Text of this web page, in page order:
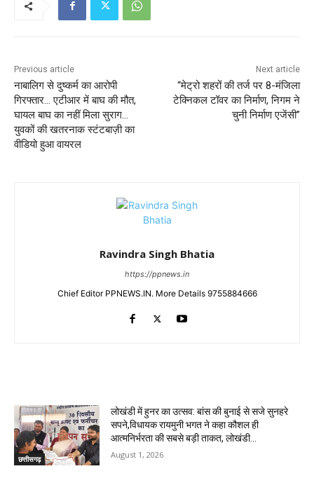
Previous article
नाबालिग से दुष्कर्म का आरोपी
गिरफ्तार… एटीआर में बाघ की मौत,
घायल बाघ का नहीं मिला सुराग…
युवकों की खतरनाक स्टंटबाज़ी का
वीडियो हुआ वायरल
Next article
“मेट्रो शहरों की तर्ज पर 8-मंजिला
टेक्निकल टॉवर का निर्माण, निगम ने
चुनी निर्माण एजेंसी”
Ravindra Singh Bhatia
https://ppnews.in
Chief Editor PPNEWS.IN. More Details 9755884666
छत्तीसगढ़
लोखंडी में हुनर का उत्सव: बांस की बुनाई से सजे सुनहरे
सपने,विधायक रायमुनी भगत ने कहा कौशल ही
आत्मनिर्भरता की सबसे बड़ी ताकत, लोखंडी...
August 1, 2026